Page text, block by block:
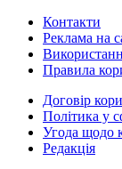
Контакти
Реклама на
Правила
Договір
Політика у
Угода щодо
Редакція